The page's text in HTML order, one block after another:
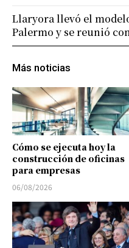
Más noticias
Cómo se ejecuta hoy la
construcción de oficinas
para empresas
06/08/2026
Llaryora llevó el
Palermo y se reunió